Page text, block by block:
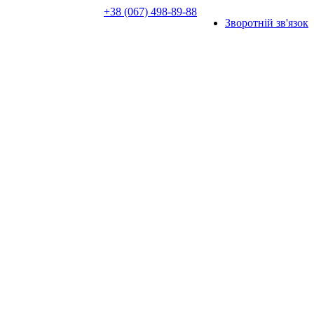
+38 (067) 498-89-88
Зворотній зв'язок